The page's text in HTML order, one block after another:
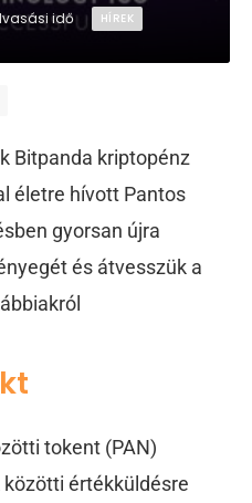
idő HÍREK
Bitpanda kriptopénz
életre hívott Pantos
gyorsan újra
és átvesszük a
tokent (PAN)
értékküldésre